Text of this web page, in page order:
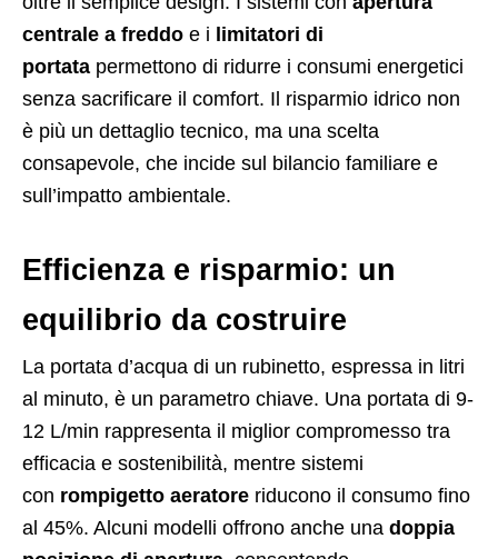
centrale a freddo e i limitatori di
portata permettono di ridurre i consumi energetici
senza sacrificare il comfort. Il risparmio idrico non
è più un dettaglio tecnico, ma una scelta
consapevole, che incide sul bilancio familiare e
sull’impatto ambientale.
Efficienza e risparmio: un
equilibrio da costruire
La portata d’acqua di un rubinetto, espressa in litri
al minuto, è un parametro chiave. Una portata di 9-
12 L/min rappresenta il miglior compromesso tra
efficacia e sostenibilità, mentre sistemi
con rompigetto aeratore riducono il consumo fino
al 45%. Alcuni modelli offrono anche una doppia